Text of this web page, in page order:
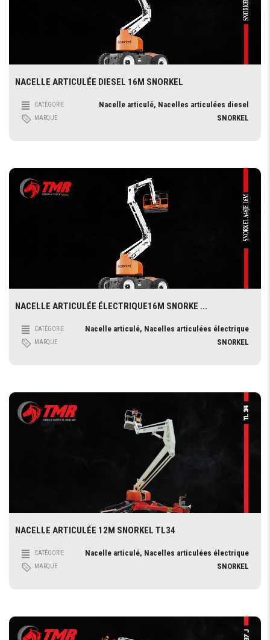
NACELLE ARTICULÉE DIESEL 16M SNORKEL
CATÉGORIE Nacelle articulé, Nacelles articulées diesel
MARQUE SNORKEL
NACELLE ARTICULÉE ÉLECTRIQUE16M SNORKE ...
CATÉGORIE Nacelle articulé, Nacelles articulées électrique
MARQUE SNORKEL
NACELLE ARTICULÉE 12M SNORKEL TL34
CATÉGORIE Nacelle articulé, Nacelles articulées électrique
MARQUE SNORKEL